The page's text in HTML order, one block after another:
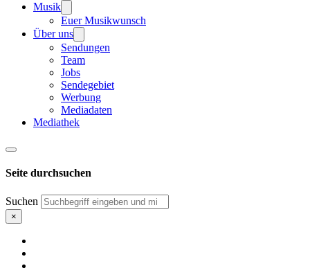
Musik
Euer Musikwunsch
Über uns
Sendungen
Team
Jobs
Sendegebiet
Werbung
Mediadaten
Mediathek
Seite durchsuchen
Suchen
×